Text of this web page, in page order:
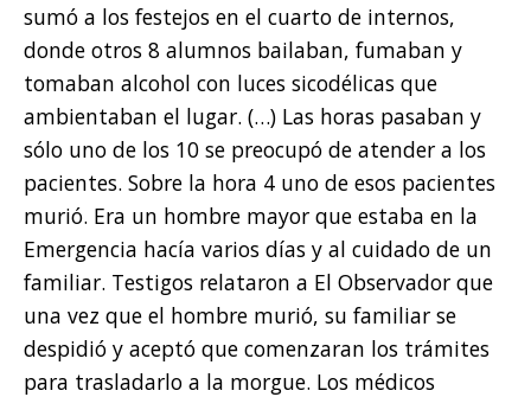
sumó a los festejos en el cuarto de internos,
donde otros 8 alumnos bailaban, fumaban y
tomaban alcohol con luces sicodélicas que
ambientaban el lugar. (…) Las horas pasaban y
sólo uno de los 10 se preocupó de atender a los
pacientes. Sobre la hora 4 uno de esos pacientes
murió. Era un hombre mayor que estaba en la
Emergencia hacía varios días y al cuidado de un
familiar. Testigos relataron a El Observador que
una vez que el hombre murió, su familiar se
despidió y aceptó que comenzaran los trámites
para trasladarlo a la morgue. Los médicos